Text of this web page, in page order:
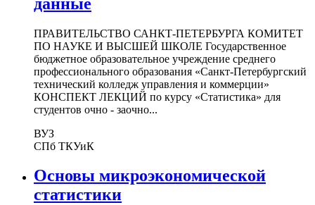
ПРАВИТЕЛЬСТВО САНКТ-ПЕТЕРБУРГА КОМИТЕТ
ПО НАУКЕ И ВЫСШЕЙ ШКОЛЕ Государственное
бюджетное образовательное учреждение среднего
профессионального образования «Санкт-Петербургский
технический колледж управления и коммерции»
КОНСПЕКТ ЛЕКЦИЙ по курсу «Статистика» для
студентов очно - заочно...
ВУЗ
СПб ТКУиК
Основы микроэкономической
статистики